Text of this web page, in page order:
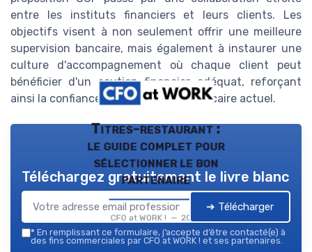
entre les instituts financiers et leurs clients. Les
objectifs visent à non seulement offrir une meilleure
supervision bancaire, mais également à instaurer une
culture d'accompagnement où chaque client peut
bénéficier d'un soutien financier adéquat, reforçant
ainsi la confiance dans le système bancaire actuel.
Titres-restaurant :
le guide complet pour
sélectionner le bon
partenaire
CFO at WORK ! — 2026
Téléchargez gratuitement le livre blanc
➔ Télécharger
* En remplissant ce formulaire, j’accepte d’être contacté(e) à
des fins commerciales par CFO at WORK ! et ses partenaires.